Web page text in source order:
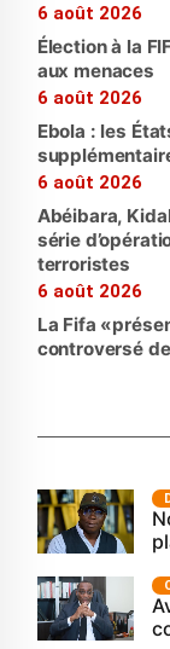
6 août 2026
Élection à la
aux menaces
6 août 2026
Ebola : les
6 août 2026
Abéibara,
série
terroristes
6 août 2026
La Fifa
controversé